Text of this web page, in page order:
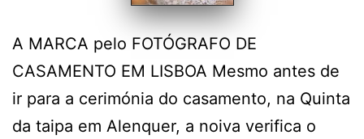
A MARCA pelo FOTÓGRAFO DE
CASAMENTO EM LISBOA Mesmo antes de
ir para a cerimónia do casamento, na Quinta
da taipa em Alenquer, a noiva verifica o